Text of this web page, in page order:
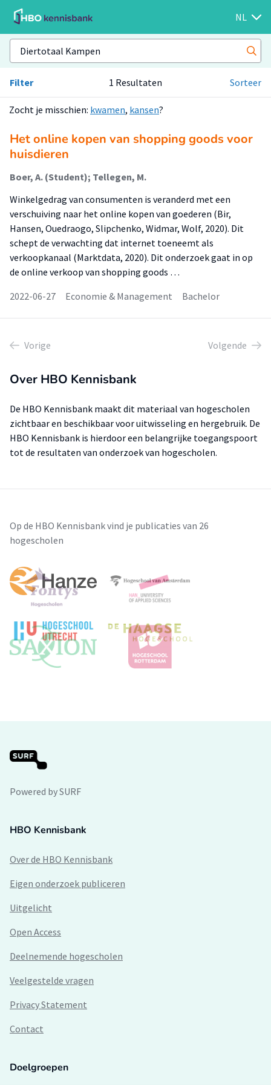
NL
Filter 1 Resultaten Sorteer
Zocht je misschien: kwamen, kansen?
Het online kopen van shopping goods voor
huisdieren
Boer, A. (Student); Tellegen, M.
Winkelgedrag van consumenten is veranderd met een
verschuiving naar het online kopen van goederen (Bir,
Hansen, Ouedraogo, Slipchenko, Widmar, Wolf, 2020). Dit
schept de verwachting dat internet toeneemt als
verkoopkanaal (Marktdata, 2020). Dit onderzoek gaat in op
de online verkoop van shopping goods …
2022-06-27
Economie & Management Bachelor
Vorige Volgende
Over HBO Kennisbank
De HBO Kennisbank maakt dit materiaal van hogescholen
zichtbaar en beschikbaar voor uitwisseling en hergebruik. De
HBO Kennisbank is hierdoor een belangrijke toegangspoort
tot de resultaten van onderzoek van hogescholen.
Op de HBO Kennisbank vind je publicaties van 26
hogescholen
Powered by SURF
HBO Kennisbank
Over de HBO Kennisbank
Eigen onderzoek publiceren
Uitgelicht
Open Access
Deelnemende hogescholen
Veelgestelde vragen
Privacy Statement
Contact
Doelgroepen